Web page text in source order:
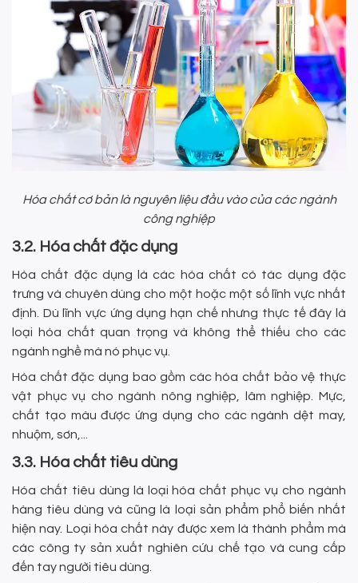
Hóa chất cơ bản là nguyên liệu đầu vào của các ngành
công nghiệp
3.2. Hóa chất đặc dụng
Hóa chất đặc dụng là các hóa chất có tác dụng đặc
trưng và chuyên dùng cho một hoặc một số lĩnh vực nhất
định. Dù lĩnh vực ứng dụng hạn chế nhưng thực tế đây là
loại hóa chất quan trọng và không thể thiếu cho các
ngành nghề mà nó phục vụ.
Hóa chất đặc dụng bao gồm các hóa chất bảo vệ thực
vật phục vụ cho ngành nông nghiệp, lâm nghiệp. Mực,
chất tạo màu được ứng dụng cho các ngành dệt may,
nhuộm, sơn,...
3.3. Hóa chất tiêu dùng
Hóa chất tiêu dùng là loại hóa chất phục vụ cho ngành
hàng tiêu dùng và cũng là loại sản phẩm phổ biến nhất
hiện nay. Loại hóa chất này được xem là thành phẩm mà
các công ty sản xuất nghiên cứu chế tạo và cung cấp
đến tay người tiêu dùng.